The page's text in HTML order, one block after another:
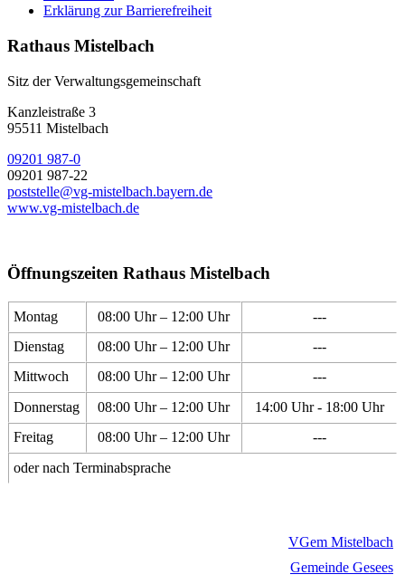
Erklärung zur Barrierefreiheit
Rathaus Mistelbach
Sitz der Verwaltungsgemeinschaft
Kanzleistraße 3
95511 Mistelbach
09201 987-0
09201 987-22
poststelle@vg-mistelbach.bayern.de
www.vg-mistelbach.de
Öffnungszeiten Rathaus Mistelbach
Montag 08:00 Uhr – 12:00 Uhr
---
Dienstag
08:00 Uhr – 12:00 Uhr
---
Mittwoch
08:00 Uhr – 12:00 Uhr
---
Donnerstag
08:00 Uhr – 12:00 Uhr
14:00 Uhr - 18:00 Uhr
Freitag
08:00 Uhr – 12:00 Uhr
---
oder nach Terminabsprache
VGem Mistelbach
Gemeinde Gesees